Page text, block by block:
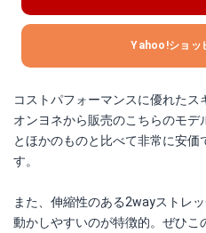
Yahoo!ショッ
コストパフォーマンスに優れたス
オンヨネから販売のこちらのモデ
とほかのものと比べて非常に安価
す。
また、伸縮性のある2wayストレ
動かしやすいのが特徴的。ぜひこ